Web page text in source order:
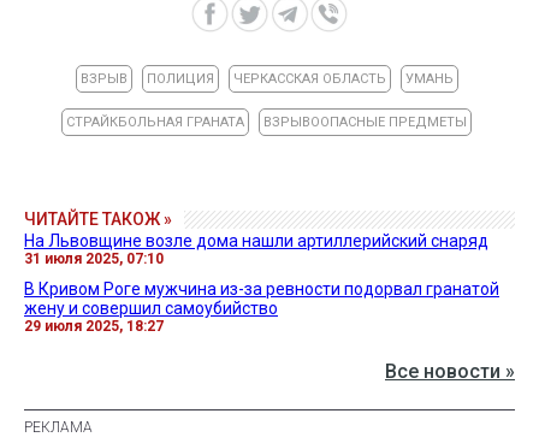
ВЗРЫВ ПОЛИЦИЯ ЧЕРКАССКАЯ ОБЛАСТЬ УМАНЬ
СТРАЙКБОЛЬНАЯ ГРАНАТА ВЗРЫВООПАСНЫЕ ПРЕДМЕТЫ
ЧИТАЙТЕ ТАКОЖ »
На Львовщине возле дома нашли артиллерийский снаряд
31 июля 2025, 07:10
В Кривом Роге мужчина из-за ревности подорвал гранатой
жену и совершил самоубийство
29 июля 2025, 18:27
Все новости »